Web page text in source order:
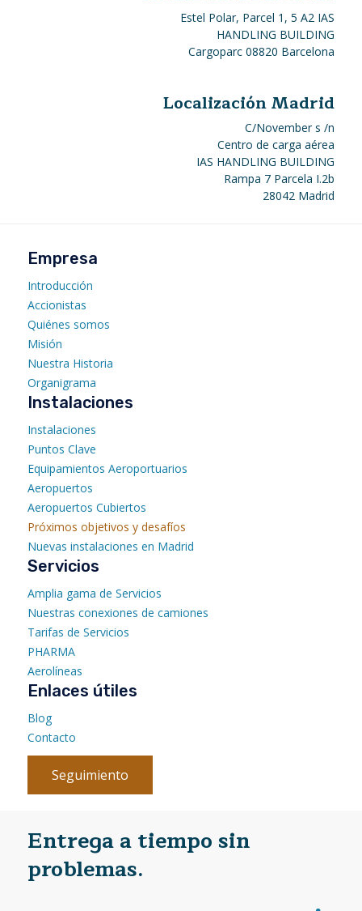
Estel Polar, Parcel 1, 5 A2 IAS
HANDLING BUILDING
Cargoparc 08820 Barcelona
Localización Madrid
C/November s /n
Centro de carga aérea
IAS HANDLING BUILDING
Rampa 7 Parcela I.2b
28042 Madrid
Empresa
Introducción
Accionistas
Quiénes somos
Misión
Nuestra Historia
Organigrama
Instalaciones
Instalaciones
Puntos Clave
Equipamientos Aeroportuarios
Aeropuertos
Aeropuertos Cubiertos
Próximos objetivos y desafíos
Nuevas instalaciones en Madrid
Servicios
Amplia gama de Servicios
Nuestras conexiones de camiones
Tarifas de Servicios
PHARMA
Aerolíneas
Enlaces útiles
Blog
Contacto
Seguimiento
Entrega a tiempo sin
problemas.